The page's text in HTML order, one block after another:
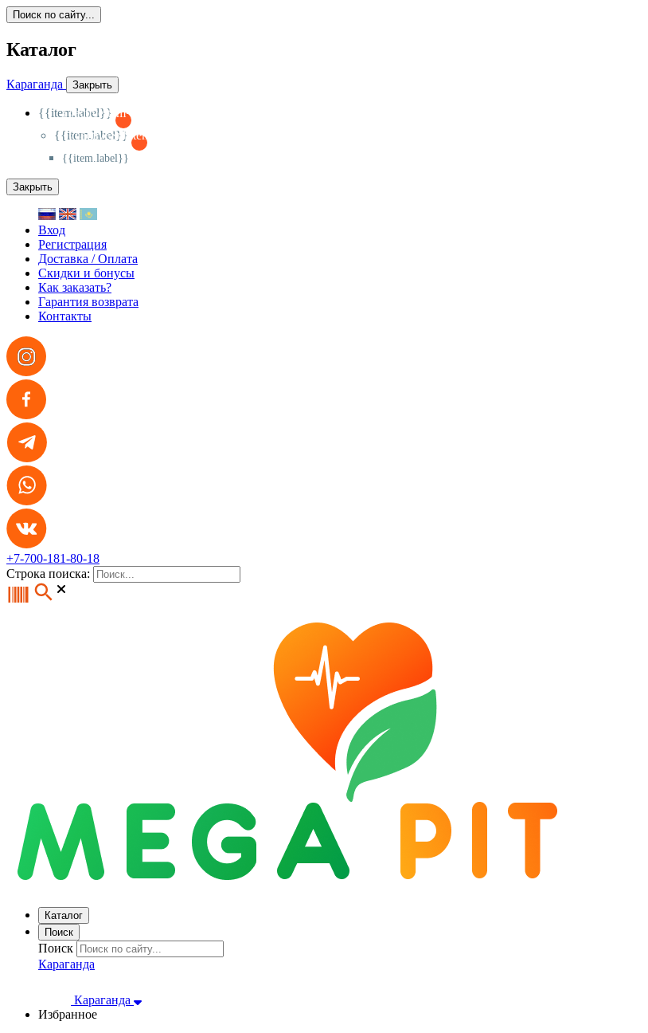
Поиск по сайту...
Каталог
Караганда Закрыть
{{item.label}}
{{activeItem==item.id?'-
{{item.label}}
{{activeSubitem==item.id?'-
{{item.label}}
Закрыть
Вход
Регистрация
Доставка / Оплата
Скидки и бонусы
Как заказать?
Гарантия возврата
Контакты
+7-700-181-80-18
Строка поиска:
Каталог
Поиск
Поиск
Караганда
Караганда
Избранное